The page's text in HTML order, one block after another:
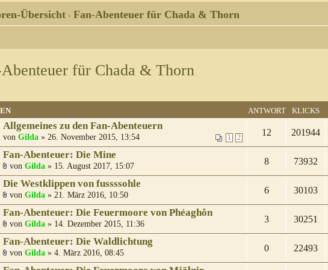
Übersicht ‹ Fan-Abenteuer für Chada & Thorn
für Chada & Thorn
ANTWORT KLICKS
Allgemeines zu den Fan-Abenteuern
1 2
von Gilda » 26. November 2015, 13:54 12 201944
Fan-Abenteuer: Die Mine
von Gilda » 15. August 2017, 15:07 8 73932
Die Westklippen von fussssohle
von Gilda » 21. März 2016, 10:50 6 30103
Fan-Abenteuer: Die Feuermoore von Phéaghôn
von Gilda » 14. Dezember 2015, 11:36 3 30251
Fan-Abenteuer: Die Waldlichtung
von Gilda » 4. März 2016, 08:45 0 22493